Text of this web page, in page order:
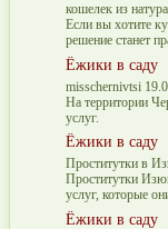
кошелек из
Если вы хотите
решение станет
Ёжики в саду
misschernivtsi
На территории
услуг.
Ёжики в саду
Проститутки в
Проститутки
услуг, которые
Ёжики в саду